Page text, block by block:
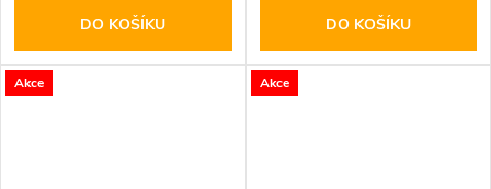
DO KOŠÍKU DO KOŠÍKU
Akce Akce